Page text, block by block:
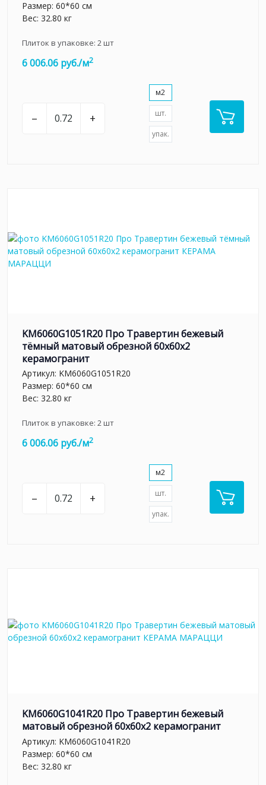
Размер: 60*60 см
Вес: 32.80 кг
Плиток в упаковке: 2шт
6 006.06 руб./м2
– +
м2
шт.
упак.
KM6060G1051R20 Про Травертин бежевый
тёмный матовый обрезной 60x60x2
керамогранит
Артикул: KM6060G1051R20
Размер: 60*60 см
Вес: 32.80 кг
Плиток в упаковке: 2шт
6 006.06 руб./м2
– +
м2
шт.
упак.
KM6060G1041R20 Про Травертин бежевый
матовый обрезной 60x60x2 керамогранит
Артикул: KM6060G1041R20
Размер: 60*60 см
Вес: 32.80 кг